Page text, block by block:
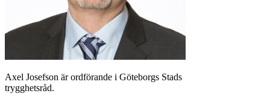
Axel Josefson är ordförande i Göteborgs Stads
trygghetsråd.